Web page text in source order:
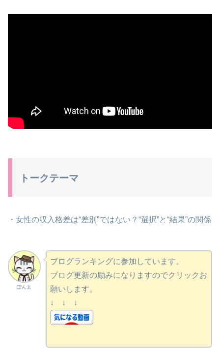
トークテーマ
・女性の収入格差は“差別”ではない？“選択”と“結果”の関係
ぽん太
ブログランキングに参加しています。
ブログ更新の励みになりますのでクリックお
願いします。
↓ ↓ ↓